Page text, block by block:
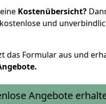
Kostenübersicht?
und
das Formular aus und
Angebote